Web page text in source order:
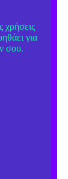
χρήσεις
για
σου.